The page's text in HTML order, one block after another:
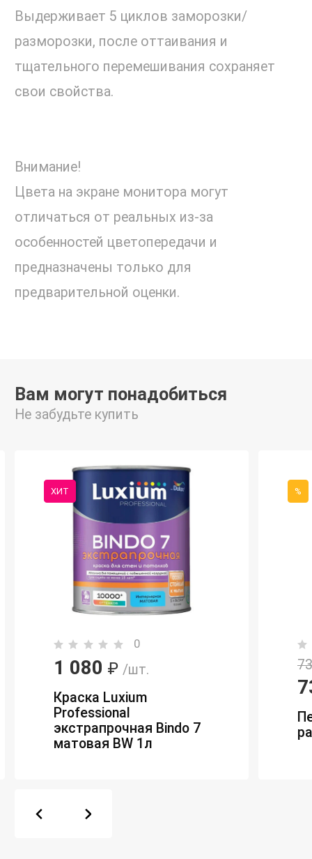
Выдерживает 5 циклов заморозки/
разморозки, после оттаивания и
тщательного перемешивания сохраняет
свои свойства.
Внимание!
Цвета на экране монитора могут
отличаться от реальных из-за
особенностей цветопередачи и
предназначены только для
предварительной оценки.
Вам могут понадобиться
Не забудьте купить
ХИТ
0
1 080 ₽ /шт.
Краска Luxium
Professional
экстрапрочная Bindo 7
матовая BW 1л
%